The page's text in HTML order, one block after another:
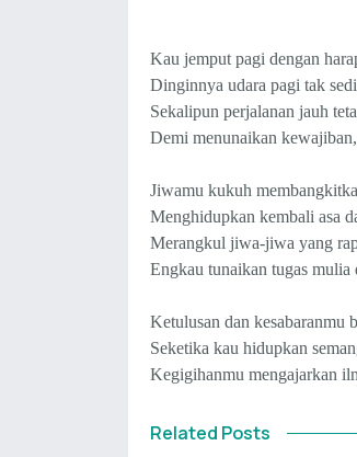
Kau jemput pagi dengan
Dinginnya udara pagi tak
Sekalipun perjalanan jauh
Demi menunaikan
Jiwamu kukuh
Menghidupkan kembali asa
Merangkul jiwa-jiwa yang
Engkau tunaikan tugas mulia
Ketulusan dan kesabaranmu
Seketika kau hidupkan
Kegigihanmu mengajarkan
Related Posts